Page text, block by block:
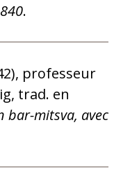
.
professeur
trad. en
bar-mitsva, avec